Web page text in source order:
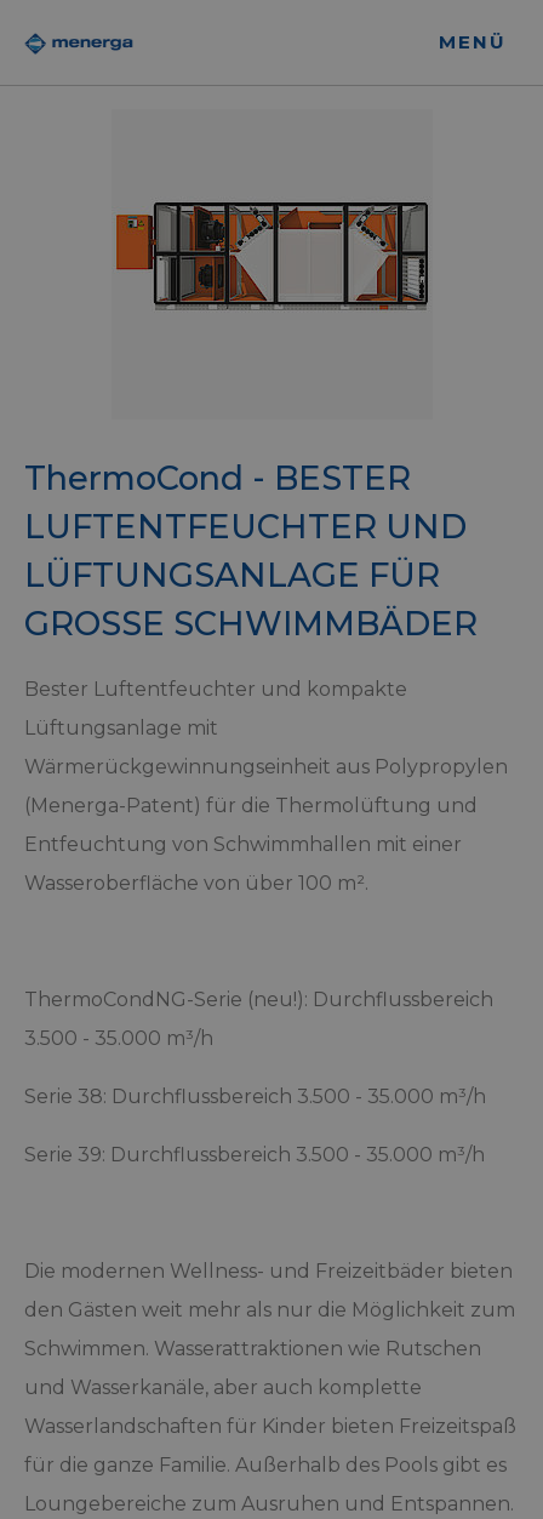
MENÜ
ThermoCond - BESTER
LUFTENTFEUCHTER UND
LÜFTUNGSANLAGE FÜR
GROSSE SCHWIMMBÄDER
Bester Luftentfeuchter und kompakte
Lüftungsanlage mit
Wärmerückgewinnungseinheit aus Polypropylen
(Menerga-Patent) für die Thermolüftung und
Entfeuchtung von Schwimmhallen mit einer
Wasseroberfläche von über 100 m².
ThermoCondNG-Serie (neu!): Durchflussbereich
3.500 - 35.000 m³/h
Serie 38: Durchflussbereich 3.500 - 35.000 m³/h
Serie 39: Durchflussbereich 3.500 - 35.000 m³/h
Die modernen Wellness- und Freizeitbäder bieten
den Gästen weit mehr als nur die Möglichkeit zum
Schwimmen. Wasserattraktionen wie Rutschen
und Wasserkanäle, aber auch komplette
Wasserlandschaften für Kinder bieten Freizeitspaß
für die ganze Familie. Außerhalb des Pools gibt es
Loungebereiche zum Ausruhen und Entspannen.